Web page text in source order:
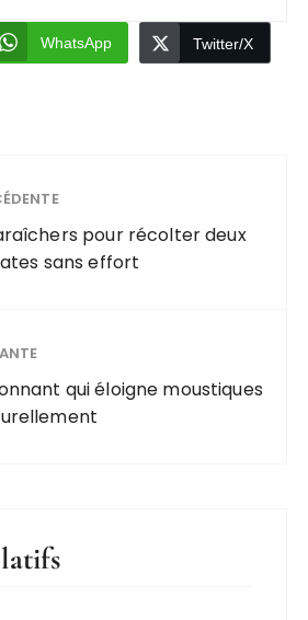
WhatsApp Twitter/X
pour récolter deux
sans effort
qui éloigne moustiques